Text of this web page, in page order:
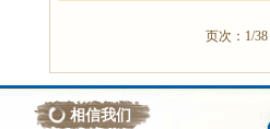
页次：1/
相信我们